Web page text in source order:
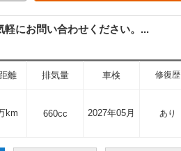
にお問い合わせください。...
離 排気量 車検 修復歴
km 660cc 2027年05月 あり